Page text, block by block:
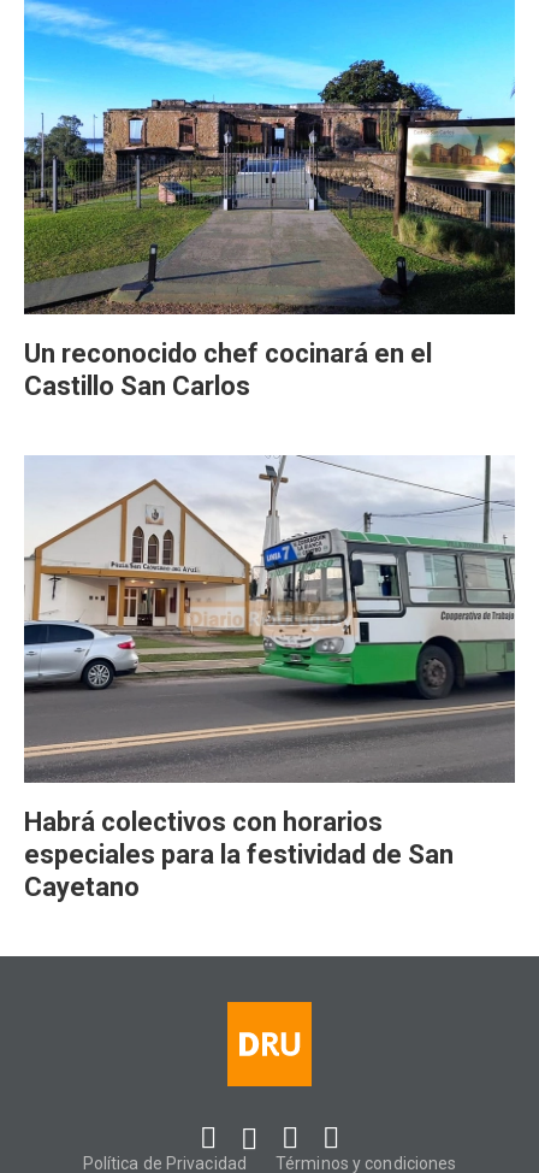
Un reconocido chef cocinará en el
Castillo San Carlos
Habrá colectivos con horarios
especiales para la festividad de San
Cayetano
Política de Privacidad Términos y condiciones